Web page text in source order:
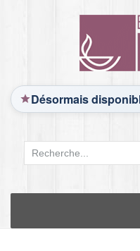
Désormais
content